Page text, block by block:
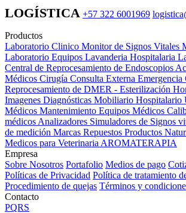
LOGÍSTICA +57 322 6001969
Productos
Laboratorio Clinico Monitor de Signos Vitales
Laboratorio Equipos Lavanderia Hospitalaria
Central de Reprocesamiento de Endoscopios
Médicos Cirugía Consulta Externa Emergencia
Reprocesamiento de DMER - Esterilización
Imagenes Diagnósticas Mobiliario Hospitalario
Médicos Mantenimiento Equipos Médicos
médicos Analizadores Simuladores de Signos
de medición Marcas Repuestos Productos
Medicos para Veterinaria AROMATERAPIA
Empresa
Sobre Nosotros Portafolio Medios de pago
Políticas de Privacidad Política de tratamiento
Procedimiento de quejas Términos y
Contacto
PQRS